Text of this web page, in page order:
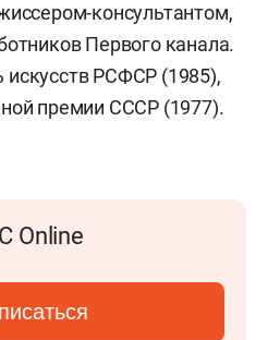
консультантом,
Первого канала.
РСФСР (1985),
премии СССР (1977).
Online